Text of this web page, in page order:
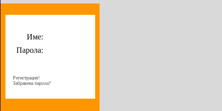
Име:
Парола:
Регистрация!
Забравена парола?